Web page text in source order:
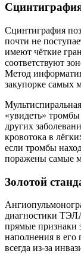
Сцинтиграфия
почти не
имеют чёткие
соответствуют
Метод
закупорке самых
«увидеть»
других
кровотока в
если тромбы
поражены самые
Золотой
диагностики
прямые признаки
наполнения в его
всегда из‑за